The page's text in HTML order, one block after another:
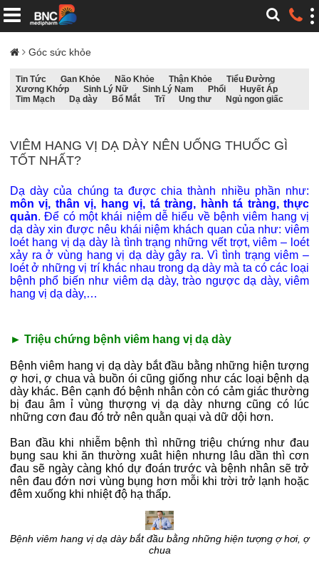
Góc sức khỏe
Tin Tức Gan Khỏe Não Khỏe Thận Khỏe
Tiểu Đường
Xương Khớp
Sinh Lý Nữ Sinh Lý Nam Phổi
Huyết Áp
Tim Mạch
Dạ dày Bổ Mắt Trĩ Ung thư Ngủ ngon giấc
VIÊM HANG VỊ DẠ DÀY NÊN UỐNG THUỐC GÌ
TỐT NHẤT?
Dạ dày của chúng ta được chia thành nhiều phần như:
môn vị, thân vị, hang vị, tá tràng, hành tá tràng, thực
quản. Để có một khái niệm dễ hiểu về bệnh viêm hang vị
dạ dày xin được nêu khái niệm khách quan của như: viêm
loét hang vị dạ dày là tình trạng những vết trợt, viêm – loét
xảy ra ở vùng hang vị dạ dày gây ra. Vì tình trạng viêm –
loét ở những vị trí khác nhau trong dạ dày mà ta có các loại
bệnh phổ biến như viêm dạ dày, trào ngược dạ dày, viêm
hang vị dạ dày,…
► Triệu chứng bệnh viêm hang vị dạ dày
Bệnh viêm hang vị dạ dày bắt đầu bằng những hiện tượng
ợ hơi, ợ chua và buồn ói cũng giống như các loại bệnh dạ
dày khác. Bên cạnh đó bệnh nhân còn có cảm giác thường
bị đau âm ỉ vùng thượng vị dạ dày nhưng cũng có lúc
những cơn đau đó trở nên quằn quại và dữ dội hơn.
Ban đầu khi nhiễm bệnh thì những triệu chứng như đau
bụng sau khi ăn thường xuât hiện nhưng lâu dần thì cơn
đau sẽ ngày càng khó dự đoán trước và bệnh nhân sẽ trở
nên đau đớn nơi vùng bụng hơn mỗi khi trời trở lạnh hoặc
đêm xuống khi nhiệt độ hạ thấp.
Bệnh viêm hang vị dạ dày bắt đầu bằng những hiện tượng ợ hơi, ợ
chua